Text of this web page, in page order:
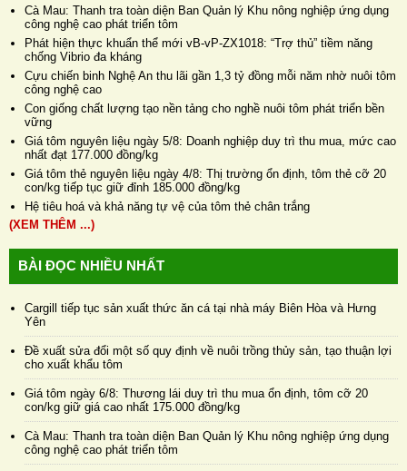
Cà Mau: Thanh tra toàn diện Ban Quản lý Khu nông nghiệp ứng dụng
công nghệ cao phát triển tôm
Phát hiện thực khuẩn thể mới vB-vP-ZX1018: “Trợ thủ” tiềm năng
chống Vibrio đa kháng
Cựu chiến binh Nghệ An thu lãi gần 1,3 tỷ đồng mỗi năm nhờ nuôi tôm
công nghệ cao
Con giống chất lượng tạo nền tảng cho nghề nuôi tôm phát triển bền
vững
Giá tôm nguyên liệu ngày 5/8: Doanh nghiệp duy trì thu mua, mức cao
nhất đạt 177.000 đồng/kg
Giá tôm thẻ nguyên liệu ngày 4/8: Thị trường ổn định, tôm thẻ cỡ 20
con/kg tiếp tục giữ đỉnh 185.000 đồng/kg
Hệ tiêu hoá và khả năng tự vệ của tôm thẻ chân trắng
(XEM THÊM ...)
BÀI ĐỌC NHIỀU NHẤT
Cargill tiếp tục sản xuất thức ăn cá tại nhà máy Biên Hòa và Hưng
Yên
Đề xuất sửa đổi một số quy định về nuôi trồng thủy sản, tạo thuận lợi
cho xuất khẩu tôm
Giá tôm ngày 6/8: Thương lái duy trì thu mua ổn định, tôm cỡ 20
con/kg giữ giá cao nhất 175.000 đồng/kg
Cà Mau: Thanh tra toàn diện Ban Quản lý Khu nông nghiệp ứng dụng
công nghệ cao phát triển tôm